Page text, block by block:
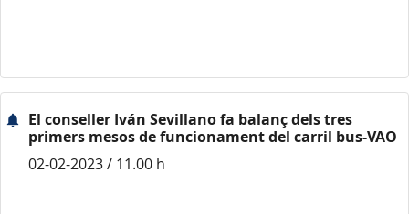
El conseller Iván Sevillano fa balanç dels tres
primers mesos de funcionament del carril bus-VAO
02-02-2023 / 11.00 h